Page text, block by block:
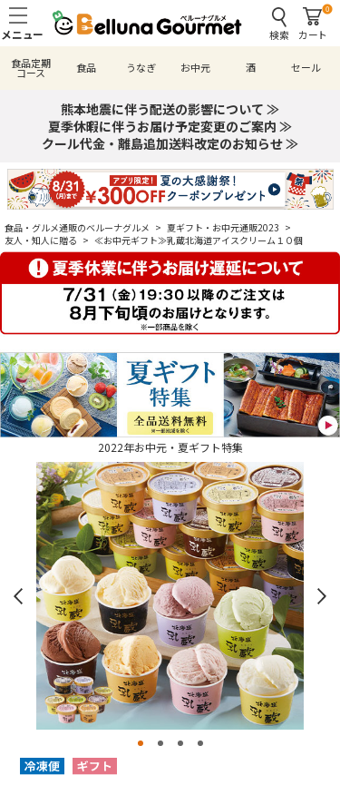
検索
0
カート
食品定期
コース 食品 うなぎ お中元 酒 セール
熊本地震に伴う配送の影響について ≫
夏季休暇に伴うお届け予定変更のご案内 ≫
クール代金・離島追加送料改定のお知らせ ≫
食品・グルメ通販のベルーナグルメ > 夏ギフト・お中元通販2023 >
友人・知人に贈る > ≪お中元ギフト≫乳蔵北海道アイスクリーム１０個
2022年お中元・夏ギフト特集